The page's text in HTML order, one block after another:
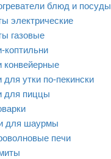
блюд и посуды
электрические
газовые
коптильни
конвейерные
для утки по-пекински
для пиццы
для шаурмы
печи